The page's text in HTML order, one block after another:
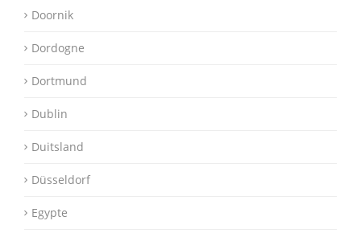
Doornik
Dordogne
Dortmund
Dublin
Duitsland
Düsseldorf
Egypte